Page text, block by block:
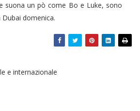
suona un pò come Bo e Luke, sono
domenica.
e internazionale